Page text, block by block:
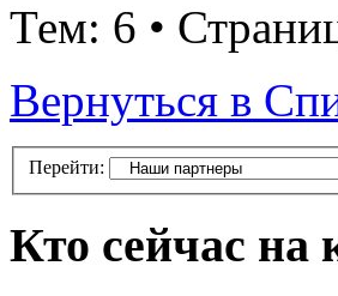
Тем: 6 •
Вернуться в
Перейти:
Кто сейчас на